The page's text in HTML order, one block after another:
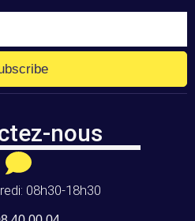
nous
08h30-18h30